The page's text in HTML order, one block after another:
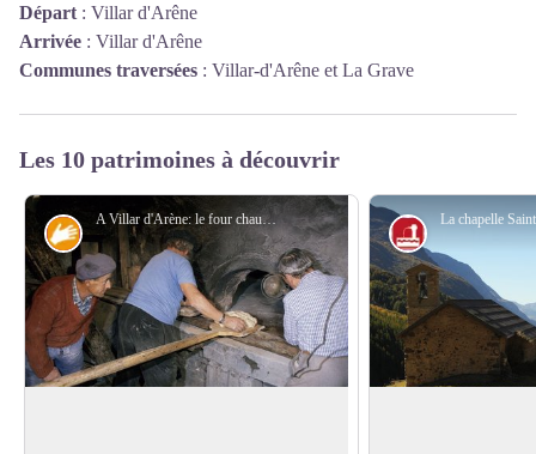
Départ : Villar d'Arêne
Arrivée : Villar d'Arêne
Communes traversées : Villar-d'Arêne et La Grave
Les 10 patrimoines à découvrir
A Villar d'Arène: le four chauffé 15 h est à point, on enfourne - Jean-Pierre Nicolet - PNE
Savoir-faire Petit